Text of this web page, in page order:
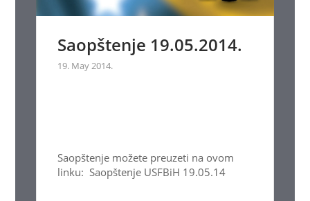
Saopštenje 19.05.2014.
19. May 2014.
Saopštenje možete preuzeti na ovom
linku: Saopštenje USFBiH 19.05.14